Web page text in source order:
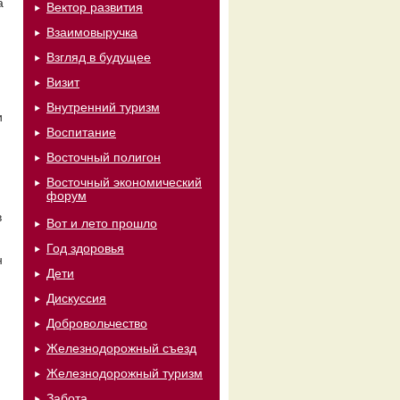
Вектор развития
Взаимовыручка
Взгляд в будущее
Визит
Внутренний туризм
Воспитание
Восточный полигон
Восточный экономический
форум
Вот и лето прошло
Год здоровья
Дети
Дискуссия
Добровольчество
Железнодорожный съезд
Железнодорожный туризм